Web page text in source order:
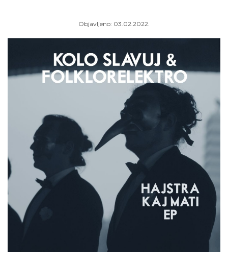
Objavljeno: 03.02.2022.